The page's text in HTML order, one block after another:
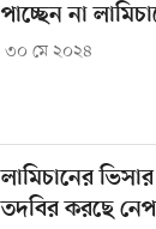
পাচ্ছেন না
৩০ মে ২০২৪
লামিচানের
তদবির করছে